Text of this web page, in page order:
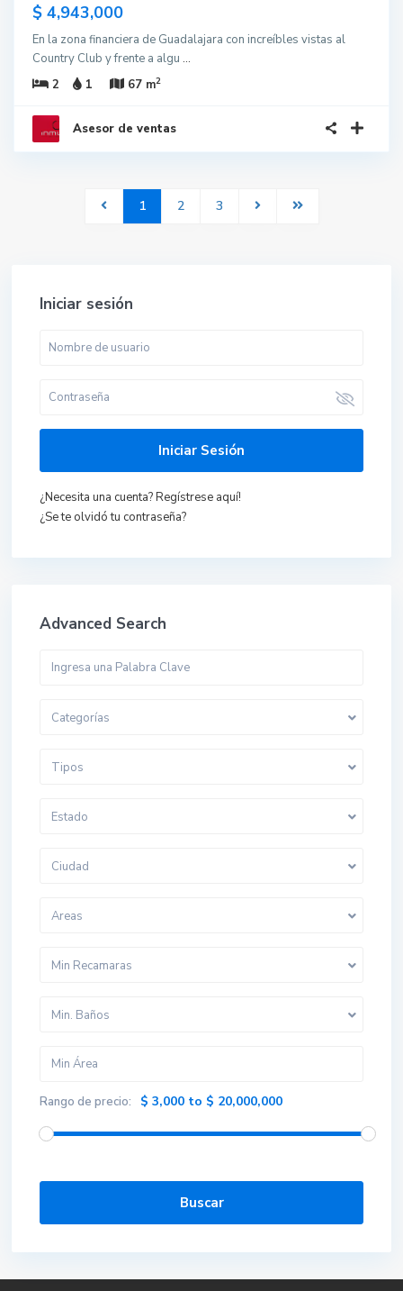
$ 4,943,000
En la zona financiera de Guadalajara con increíbles vistas al
Country Club y frente a algu ...
2
1 67 m2
Asesor de ventas
1 2 3
Iniciar sesión
Iniciar Sesión
¿Necesita una cuenta? Regístrese aquí!
¿Se te olvidó tu contraseña?
Advanced Search
Categorías
Tipos
Estado
Ciudad
Areas
Min Recamaras
Min. Baños
Rango de precio: $ 3,000 to $ 20,000,000
Buscar
Phone